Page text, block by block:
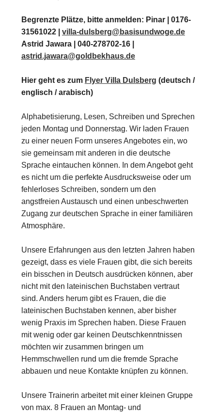
Begrenzte Plätze, bitte anmelden: Pinar | 0176-
31561022 | villa-dulsberg@basisundwoge.de
Astrid Jawara | 040-278702-16 |
astrid.jawara@goldbekhaus.de
Hier geht es zum Flyer Villa Dulsberg (deutsch /
englisch / arabisch)
Alphabetisierung, Lesen, Schreiben und Sprechen
jeden Montag und Donnerstag. Wir laden Frauen
zu einer neuen Form unseres Angebotes ein, wo
sie gemeinsam mit anderen in die deutsche
Sprache eintauchen können. In dem Angebot geht
es nicht um die perfekte Ausdrucksweise oder um
fehlerloses Schreiben, sondern um den
angstfreien Austausch und einen unbeschwerten
Zugang zur deutschen Sprache in einer familiären
Atmosphäre.
Unsere Erfahrungen aus den letzten Jahren haben
gezeigt, dass es viele Frauen gibt, die sich bereits
ein bisschen in Deutsch ausdrücken können, aber
nicht mit den lateinischen Buchstaben vertraut
sind. Anders herum gibt es Frauen, die die
lateinischen Buchstaben kennen, aber bisher
wenig Praxis im Sprechen haben. Diese Frauen
mit wenig oder gar keinen Deutschkenntnissen
möchten wir zusammen bringen um
Hemmschwellen rund um die fremde Sprache
abbauen und neue Kontakte knüpfen zu können.
Unsere Trainerin arbeitet mit einer kleinen Gruppe
von max. 8 Frauen an Montag- und